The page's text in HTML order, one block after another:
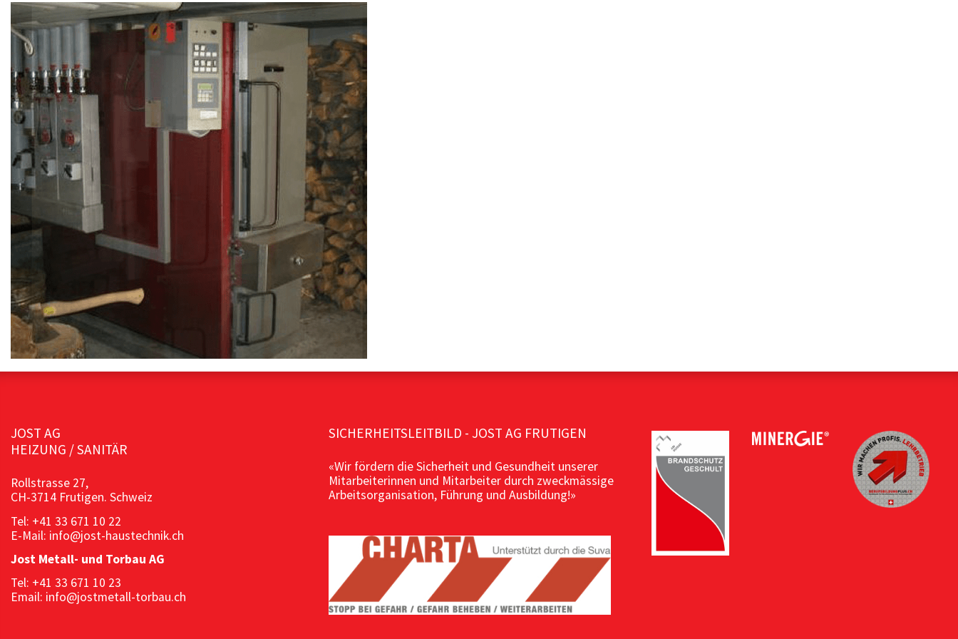
JOST AG
HEIZUNG / SANITÄR
Rollstrasse 27,
CH-3714 Frutigen. Schweiz
Tel: +41 33 671 10 22
E-Mail: info@jost-haustechnik.ch
Jost Metall- und Torbau AG
Tel: +41 33 671 10 23
Email: info@jostmetall-torbau.ch
SICHERHEITSLEITBILD - JOST AG FRUTIGEN
«Wir fördern die Sicherheit und Gesundheit unserer
Mitarbeiterinnen und Mitarbeiter durch zweckmässige
Arbeitsorganisation, Führung und Ausbildung!»